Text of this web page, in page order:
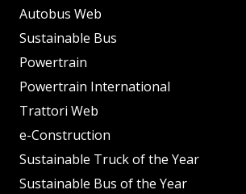
Autobus Web
Sustainable Bus
Powertrain
Powertrain International
Trattori Web
e-Construction
Sustainable Truck of the Year
Sustainable Bus of the Year